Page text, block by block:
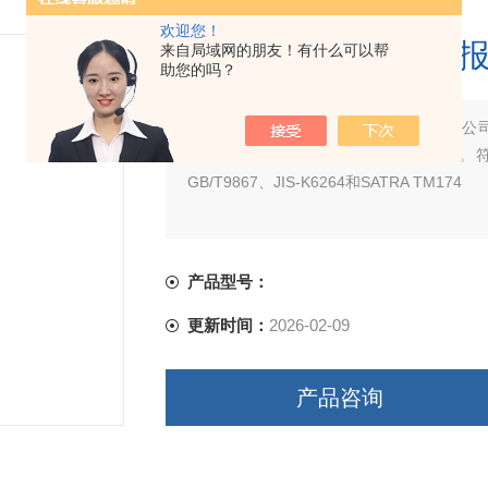
欢迎您！
来自局域网的朋友！有什么可以帮
助您的吗？
EVA大底耐磨测试仪
EVA大底耐磨测试仪报价由我
选择材料时提供一定的依据进行对比。
GB/T9867、JIS-K6264和SATRA TM174
产品型号：
更新时间： 2026-02-09
产品咨询